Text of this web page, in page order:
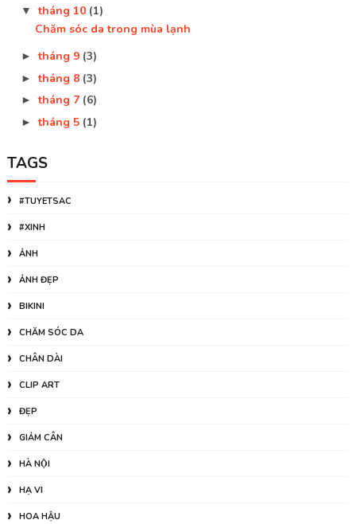
▼tháng 10 (1)
Chăm sóc da trong mùa lạnh
►tháng 9 (3)
►tháng 8 (3)
►tháng 7 (6)
►tháng 5 (1)
TAGS
#TUYETSAC
#XINH
ẢNH
ẢNH ĐẸP
BIKINI
CHĂM SÓC DA
CHÂN DÀI
CLIP ART
ĐẸP
GIẢM CÂN
HÀ NỘI
HẠ VI
HOA HẬU